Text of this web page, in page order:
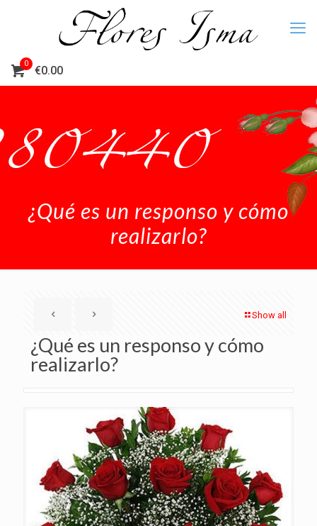
0
€0.00
¿Qué es un responso y cómo
realizarlo?
Show all
¿Qué es un responso y cómo
realizarlo?